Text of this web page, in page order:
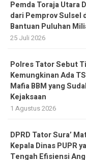
Pemda Toraja Utara
dari Pemprov Sulsel
Bantuan Puluhan
25 Juli 2026
Polres Tator Sebut
Kemungkinan Ada
Mafia BBM yang
Kejaksaan
1 Agustus 2026
DPRD Tator Sura’
Kepala Dinas PUPR
Tengah Efisiensi